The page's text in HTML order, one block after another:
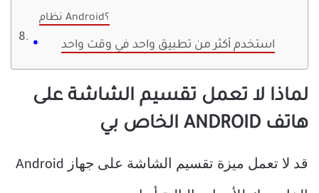
نظام Android؟
استخدم أكثر من تطبيق واحد في وقت واحد
لماذا لا تعمل تقسيم الشاشة على
هاتف ANDROID الخاص بي
قد لا تعمل ميزة تقسيم الشاشة على جهاز Android